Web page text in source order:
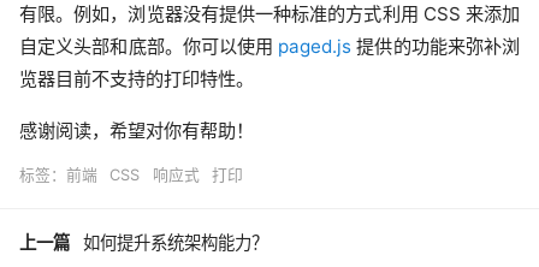
有限。例如，浏览器没有提供一种标准的方式利用 CSS 来添加
自定义头部和底部。你可以使用 paged.js 提供的功能来弥补浏
览器目前不支持的打印特性。
感谢阅读，希望对你有帮助！
标签： 前端 CSS 响应式 打印
上一篇
如何提升系统架构能力？